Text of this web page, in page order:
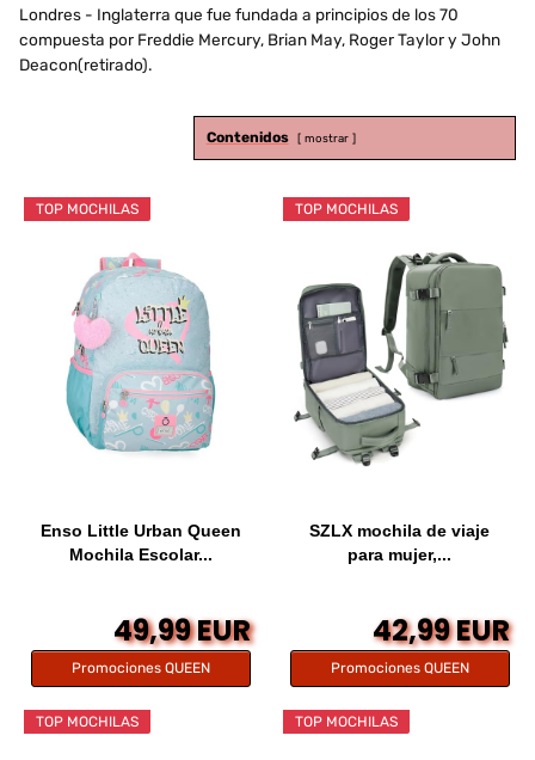
Londres - Inglaterra que fue fundada a principios de los 70
compuesta por Freddie Mercury, Brian May, Roger Taylor y John
Deacon(retirado).
Contenidos mostrar
TOP MOCHILAS
Enso Little Urban Queen
Mochila Escolar...
49,99 EUR
Promociones QUEEN
TOP MOCHILAS
SZLX mochila de viaje
para mujer,...
42,99 EUR
Promociones QUEEN
TOP MOCHILAS TOP MOCHILAS